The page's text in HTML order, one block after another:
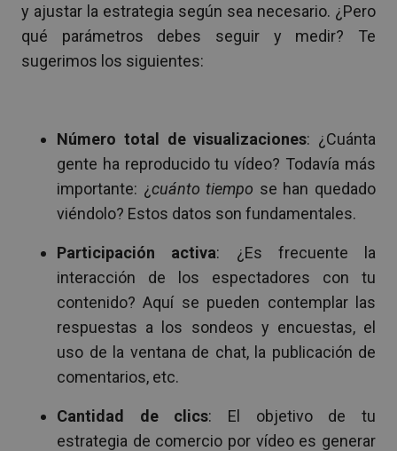
y ajustar la estrategia según sea necesario. ¿Pero
qué parámetros debes seguir y medir? Te
sugerimos los siguientes:
Número total de visualizaciones: ¿Cuánta
gente ha reproducido tu vídeo? Todavía más
importante: ¿cuánto tiempo se han quedado
viéndolo? Estos datos son fundamentales.
Participación activa: ¿Es frecuente la
interacción de los espectadores con tu
contenido? Aquí se pueden contemplar las
respuestas a los sondeos y encuestas, el
uso de la ventana de chat, la publicación de
comentarios, etc.
Cantidad de clics: El objetivo de tu
estrategia de comercio por vídeo es generar